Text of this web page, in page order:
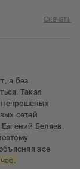
Скачать
а без
Такая
сетей
Беляев.
все